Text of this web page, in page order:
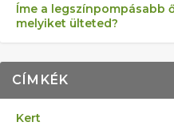
Íme a legszínpompásabb
melyiket ülteted?
CÍMKÉK
Kert